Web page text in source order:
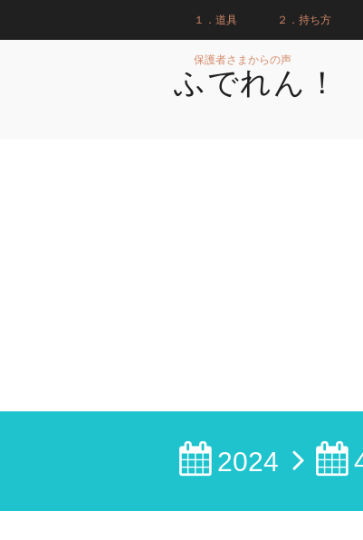
１．道具 ２．持ち方
保護者さまからの声
ふでれん！
2024